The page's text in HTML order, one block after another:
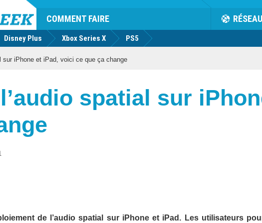
COMMENT FAIRE RÉSEAU
Disney Plus Xbox Series X PS5
sur iPhone et iPad, voici ce que ça change
spatial sur
de l’audio spatial sur iPhone et iPad. Les utilisateurs